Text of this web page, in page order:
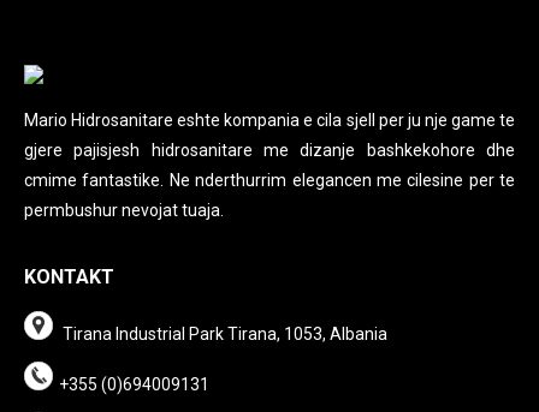
Mario Hidrosanitare eshte kompania e cila sjell per ju nje game te
gjere pajisjesh hidrosanitare me dizanje bashkekohore dhe
cmime fantastike. Ne nderthurrim elegancen me cilesine per te
permbushur nevojat tuaja.
KONTAKT
Tirana Industrial Park Tirana, 1053, Albania
+355 (0)694009131